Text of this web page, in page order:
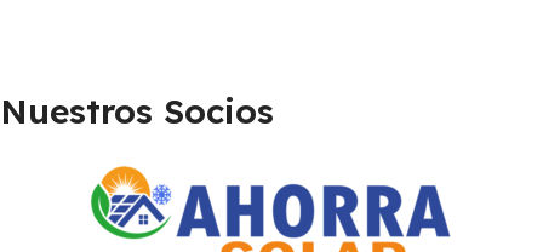
Nuestros Socios